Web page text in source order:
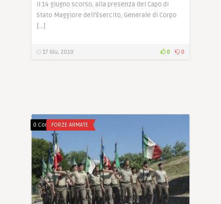
Il 14 giugno scorso, alla presenza del Capo di
Stato Maggiore dell’Esercito, Generale di Corpo
[…]
17 Giu, 2019 0 0
0 CommentsFORZE ARMATE